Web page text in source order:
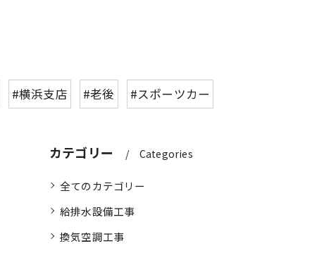
#横浜支店 #老後 #スポーツカー
カテゴリー Categories
全てのカテゴリー
給排水設備工事
換気空調工事